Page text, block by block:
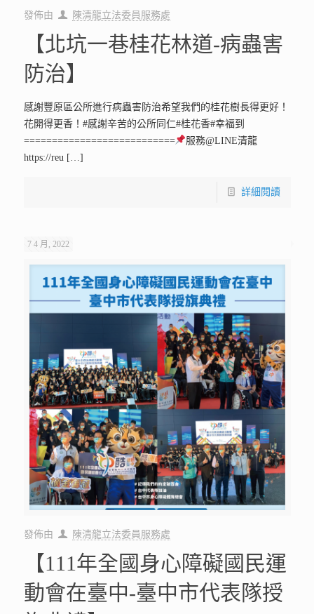
陳清龍立法委員服務處
【111年全國身心障礙國民運
動會在臺中-臺中市代表隊授
旗典禮】
阿龍早上參加了聖火傳遞與授旗典禮，為我們臺中市代表隊選
手們加油！ 2019年阿龍領隊，在各選手們的努力之下，台中
榮獲92金、67銀、32銅的佳績，創下台中市最好的成績。
2022年身為主辦地主隊的我們[…]
詳細閱讀
發佈由 陳清龍立法委員服務處